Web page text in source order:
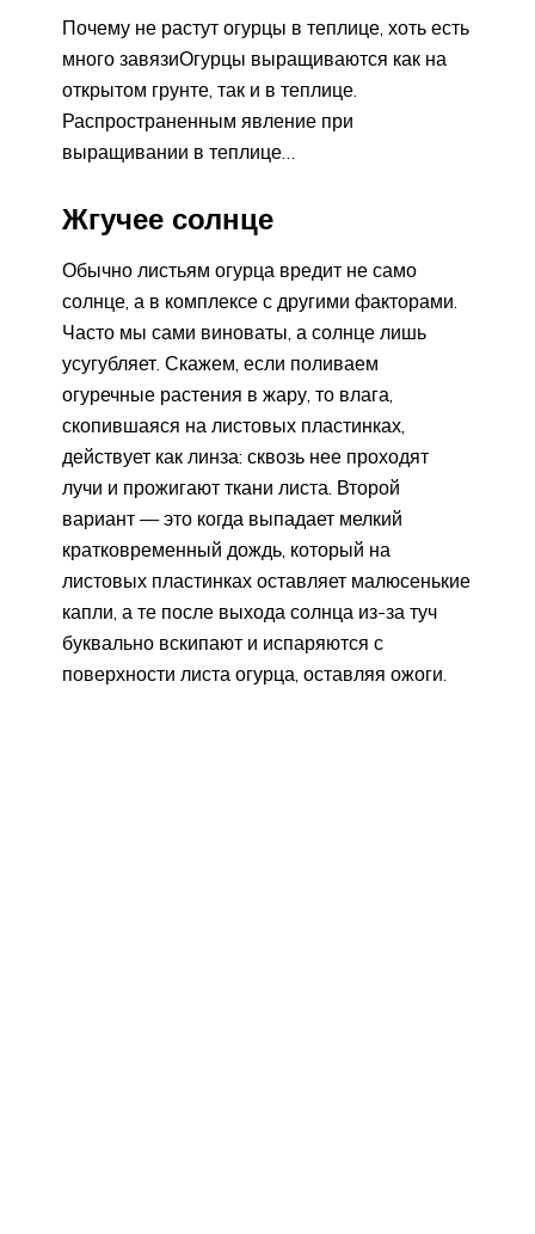
Почему не растут огурцы в теплице, хоть есть
много завязиОгурцы выращиваются как на
открытом грунте, так и в теплице.
Распространенным явление при
выращивании в теплице…
Жгучее солнце
Обычно листьям огурца вредит не само
солнце, а в комплексе с другими факторами.
Часто мы сами виноваты, а солнце лишь
усугубляет. Скажем, если поливаем
огуречные растения в жару, то влага,
скопившаяся на листовых пластинках,
действует как линза: сквозь нее проходят
лучи и прожигают ткани листа. Второй
вариант — это когда выпадает мелкий
кратковременный дождь, который на
листовых пластинках оставляет малюсенькие
капли, а те после выхода солнца из-за туч
буквально вскипают и испаряются с
поверхности листа огурца, оставляя ожоги.